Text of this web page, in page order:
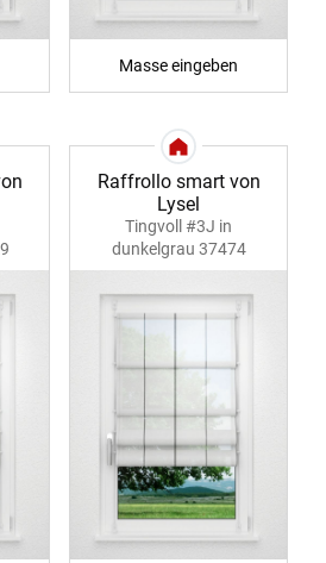
Masse eingeben
Raffrollo smart von
Lysel
Tingvoll #3J in
dunkelgrau 37474